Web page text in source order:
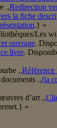
.,Redirection
la fiche
.} »
Les
ouvrage.
livre.
.,Référence
.,(la
d’art .,
»